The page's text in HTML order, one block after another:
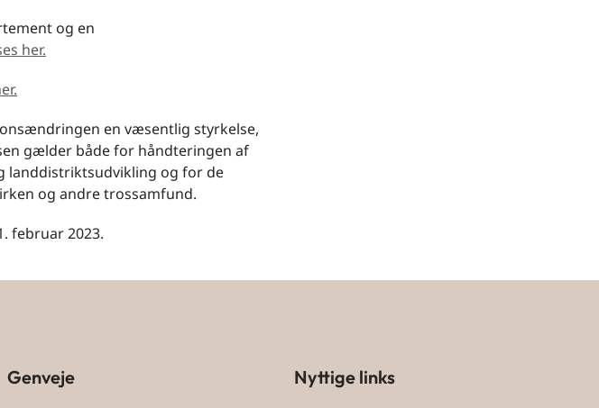
og en
her.
en væsentlig styrkelse,
gælder både for håndteringen af
landdistriktsudvikling og for de
og andre trossamfund.
februar 2023.
Genveje Nyttige links